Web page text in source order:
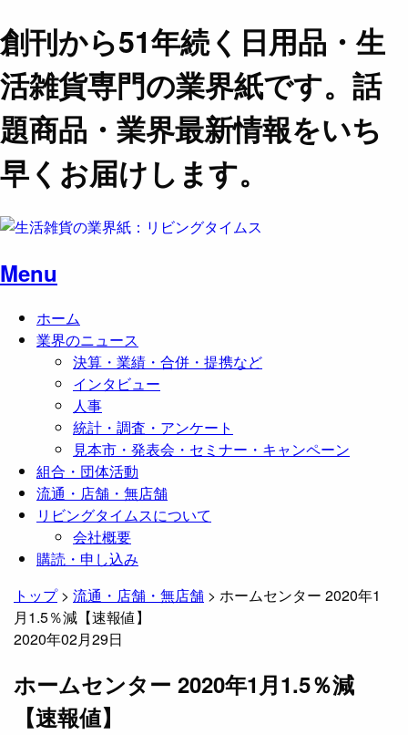
創刊から51年続く日用品・生
活雑貨専門の業界紙です。話
題商品・業界最新情報をいち
早くお届けします。
Menu
ホーム
業界のニュース
決算・業績・合併・提携など
インタビュー
人事
統計・調査・アンケート
見本市・発表会・セミナー・キャンペーン
組合・団体活動
流通・店舗・無店舗
リビングタイムスについて
会社概要
購読・申し込み
トップ> 流通・店舗・無店舗 > ホームセンター 2020年1
月1.5％減【速報値】
2020年02月29日
ホームセンター 2020年1月1.5％減
【速報値】